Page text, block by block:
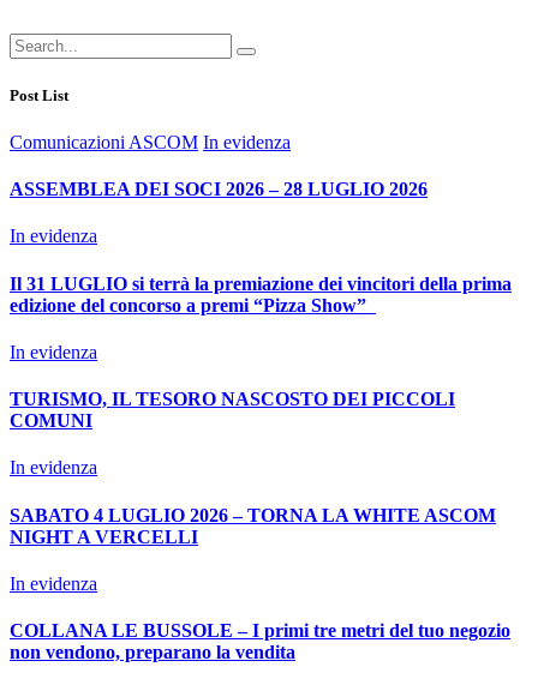
Post List
Comunicazioni ASCOM In evidenza
ASSEMBLEA DEI SOCI 2026 – 28 LUGLIO 2026
In evidenza
Il 31 LUGLIO si terrà la premiazione dei vincitori della prima
edizione del concorso a premi “Pizza Show”
In evidenza
TURISMO, IL TESORO NASCOSTO DEI PICCOLI
COMUNI
In evidenza
SABATO 4 LUGLIO 2026 – TORNA LA WHITE ASCOM
NIGHT A VERCELLI
In evidenza
COLLANA LE BUSSOLE – I primi tre metri del tuo negozio
non vendono, preparano la vendita